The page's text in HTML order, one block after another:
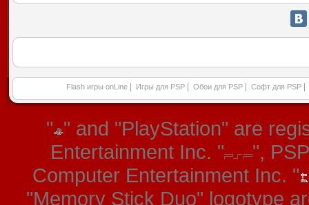
Flash игры onLine Игры для PSP Обои для PSP Софт для PSP
" " and "PlayStation" are
Entertainment Inc. "
",
Computer Entertainment Inc. "
"Memory Stick Duo" logotype